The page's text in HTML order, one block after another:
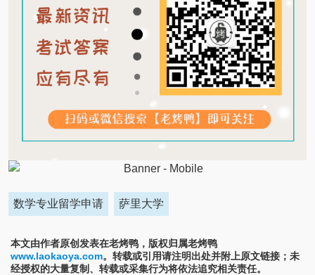
数学专业留学申请 萨里大学
本文由作者原创发表在老烤鸭，版权归属老烤鸭
www.laokaoya.com。转载或引用请注明出处并附上原文链接；未
经授权的大量复制、转载或采集行为将依法追究相关责任。